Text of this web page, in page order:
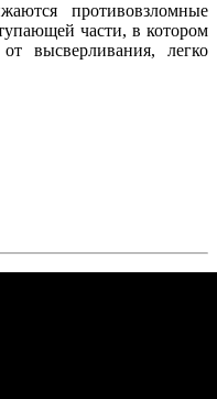
противовзломные
части, в котором
высверливания, легко